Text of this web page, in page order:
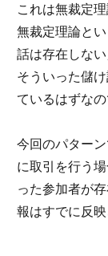
これは無裁定
無裁定理論と
話は存在しな
そういった儲
ているはずな
今回のパター
に取引を行う
った参加者が
報はすでに反